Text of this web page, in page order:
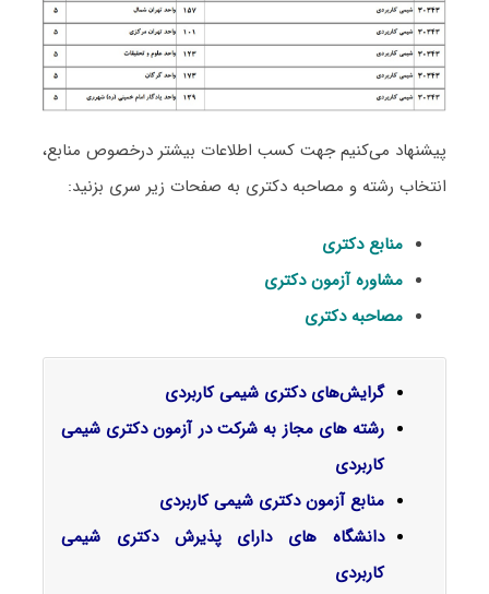
پیشنهاد می‌کنیم جهت کسب اطلاعات بیشتر درخصوص منابع،
انتخاب رشته و مصاحبه دکتری به صفحات زیر سری بزنید:
منابع دکتری
مشاوره آزمون دکتری
مصاحبه دکتری
گرایش‌های دکتری شیمی ﻛﺎرﺑﺮدی
رشته های مجاز به شرکت در آزمون دکتری شیمی
کاربردی
منابع آزمون دکتری شیمی کاربردی
دانشگاه های دارای پذیرش دکتری شیمی
کاربردی